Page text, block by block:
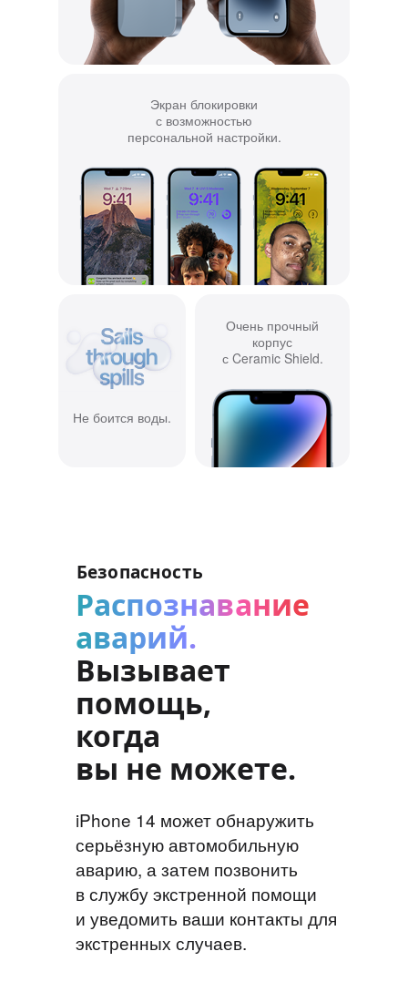
Экран блокировки
с возможностью
персональной настройки.
Не боится воды.
Очень прочный
корпус
с Ceramic Shield.
Безопасность
Распознавание
аварий.
Вызывает
помощь,
когда
вы не можете.
iPhone 14 может обнаружить
серьёзную автомобильную
аварию, а затем позвонить
в службу экстренной помощи
и уведомить ваши контакты для
экстренных случаев.